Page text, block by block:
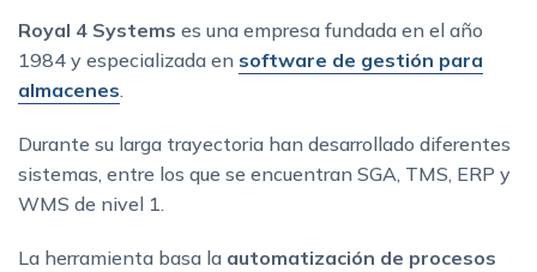
Royal 4 Systems es una empresa fundada en el año
1984 y especializada en software de gestión para
almacenes.
Durante su larga trayectoria han desarrollado diferentes
sistemas, entre los que se encuentran SGA, TMS, ERP y
WMS de nivel 1.
La herramienta basa la automatización de procesos